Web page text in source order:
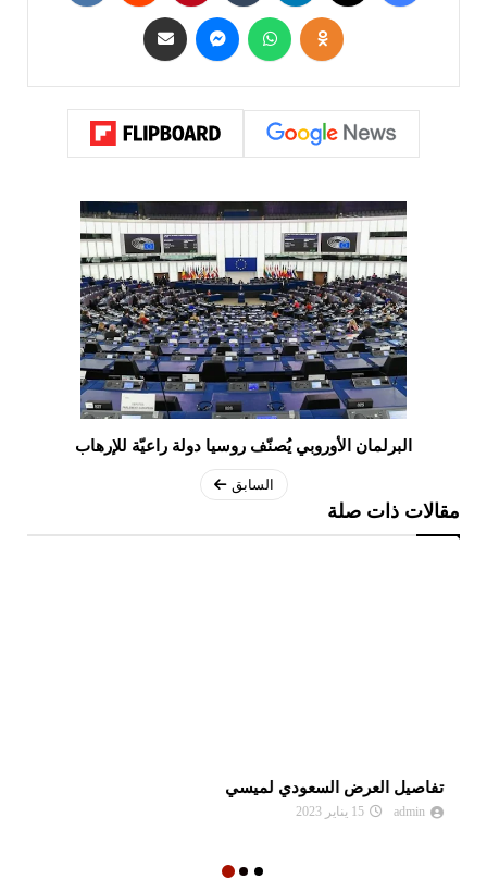
البرلمان الأوروبي يُصنّف روسيا دولة راعيّة للإرهاب
السابق
مقالات ذات صلة
تفاصيل العرض السعودي لميسي
admin 15 يناير 2023